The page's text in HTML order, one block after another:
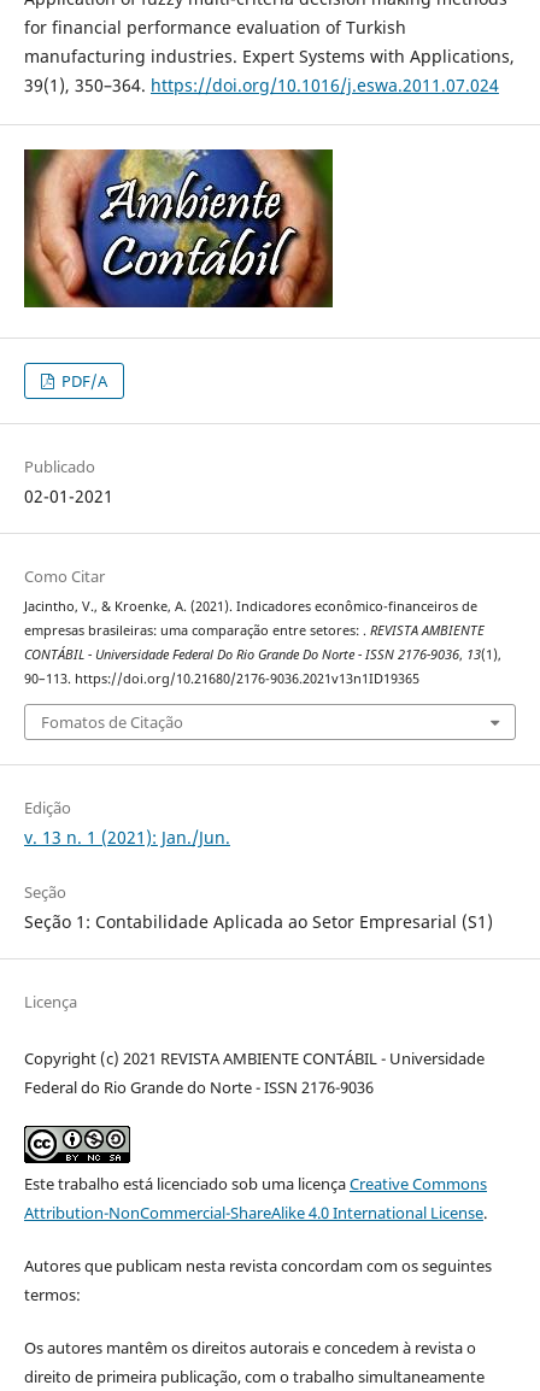
for financial performance evaluation of Turkish
manufacturing industries. Expert Systems with Applications,
39(1), 350–364. https://doi.org/10.1016/j.eswa.2011.07.024
PDF/A
Publicado
02-01-2021
Como Citar
Jacintho, V., & Kroenke, A. (2021). Indicadores econômico-financeiros de
empresas brasileiras: uma comparação entre setores: . REVISTA AMBIENTE
CONTÁBIL - Universidade Federal Do Rio Grande Do Norte - ISSN 2176-9036, 13(1),
90–113. https://doi.org/10.21680/2176-9036.2021v13n1ID19365
Fomatos de Citação
Edição
v. 13 n. 1 (2021): Jan./Jun.
Seção
Seção 1: Contabilidade Aplicada ao Setor Empresarial (S1)
Licença
Copyright (c) 2021 REVISTA AMBIENTE CONTÁBIL - Universidade
Federal do Rio Grande do Norte - ISSN 2176-9036
Este trabalho está licenciado sob uma licençaCreative Commons
Attribution-NonCommercial-ShareAlike 4.0 International License.
Autores que publicam nesta revista concordam com os seguintes
termos:
Os autores mantêm os direitos autorais e concedem à revista o
direito de primeira publicação, com o trabalho simultaneamente